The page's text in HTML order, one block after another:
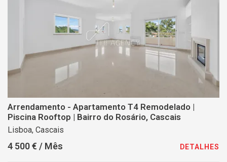
Arrendamento - Apartamento T4 Remodelado |
Piscina Rooftop | Bairro do Rosário, Cascais
Lisboa, Cascais
4 500 € / Mês DETALHES